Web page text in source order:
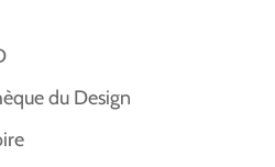
du Design